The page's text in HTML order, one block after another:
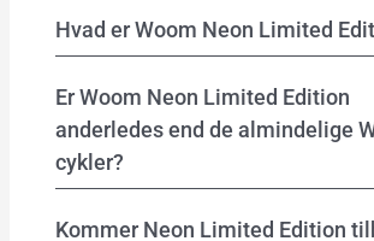
Hvad er Woom Neon Limited
Er Woom Neon Limited Edition
anderledes end de almindelige
cykler?
Kommer Neon Limited Edition